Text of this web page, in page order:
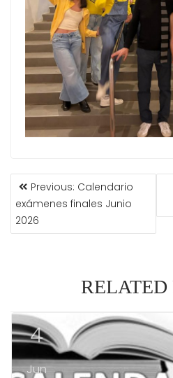
Previous: Calendario
exámenes finales Junio
2026
RELATED
4
Jun